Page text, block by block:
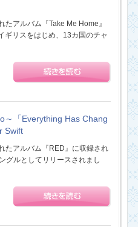
アルバム『Take Me Home』
ギリスをはじめ、13カ国のチャ
～「Everything Has Chang
Swift
たアルバム『RED』に収録され
グルとしてリリースされまし